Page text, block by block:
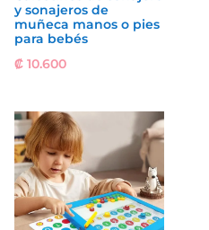
y sonajeros de
muñeca manos o pies
para bebés
₡10.600